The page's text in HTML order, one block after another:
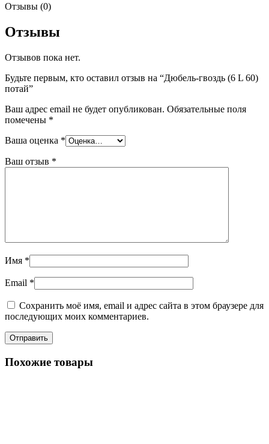
Отзывы (0)
Отзывы
Отзывов пока нет.
Будьте первым, кто оставил отзыв на “Дюбель-гвоздь (6 L 60)
потай”
Ваш адрес email не будет опубликован. Обязательные поля
помечены *
Ваша оценка *
Ваш отзыв *
Имя *
Email *
Сохранить моё имя, email и адрес сайта в этом браузере для
последующих моих комментариев.
Похожие товары